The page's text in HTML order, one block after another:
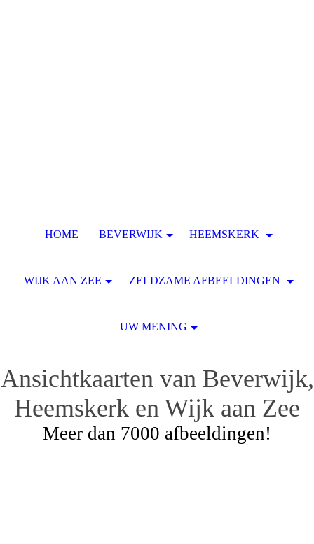
Ansichtkaarten van Beverwijk,
Heemskerk en Wijk aan Zee
Meer dan 7000 afbeeldingen!
HOME BEVERWIJK HEEMSKERK
WIJK AAN ZEE ZELDZAME AFBEELDINGEN
UW MENING